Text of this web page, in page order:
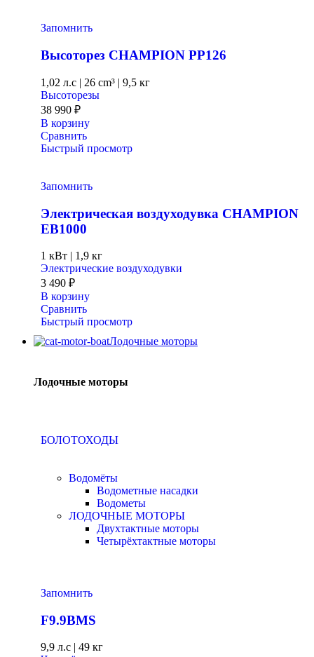
Запомнить
Высоторез CHAMPION PP126
1,02 л.с | 26 cm³ | 9,5 кг
Высоторезы
38 990 ₽
В корзину
Сравнить
Быстрый просмотр
Запомнить
Электрическая воздуходувка CHAMPION
EB1000
1 кВт | 1,9 кг
Электрические воздуходувки
3 490 ₽
В корзину
Сравнить
Быстрый просмотр
Лодочные моторы
Лодочные моторы
БОЛОТОХОДЫ
Водомёты
Водометные насадки
Водометы
ЛОДОЧНЫЕ МОТОРЫ
Двухтактные моторы
Четырёхтактные моторы
Запомнить
F9.9BMS
9,9 л.с | 49 кг